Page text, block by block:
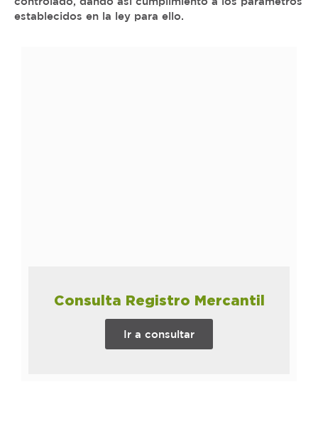
establecidos en la ley para ello.
Consulta Registro Mercantil
Ir a consultar